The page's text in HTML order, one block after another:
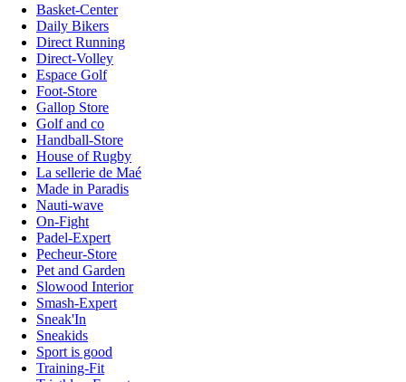
Basket-Center
Daily Bikers
Direct Running
Direct-Volley
Espace Golf
Foot-Store
Gallop Store
Golf and co
Handball-Store
House of Rugby
La sellerie de Maé
Made in Paradis
Nauti-wave
On-Fight
Padel-Expert
Pecheur-Store
Pet and Garden
Slowood Interior
Smash-Expert
Sneak'In
Sneakids
Sport is good
Training-Fit